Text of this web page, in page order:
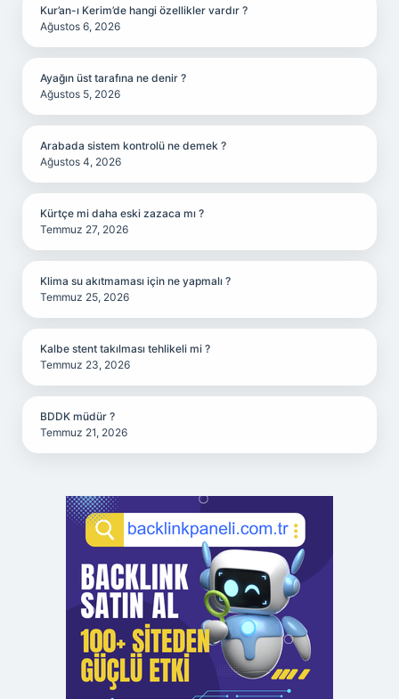
Kur’an-ı Kerim’de hangi özellikler vardır ?
Ağustos 6, 2026
Ayağın üst tarafına ne denir ?
Ağustos 5, 2026
Arabada sistem kontrolü ne demek ?
Ağustos 4, 2026
Kürtçe mi daha eski zazaca mı ?
Temmuz 27, 2026
Klima su akıtmaması için ne yapmalı ?
Temmuz 25, 2026
Kalbe stent takılması tehlikeli mi ?
Temmuz 23, 2026
BDDK müdür ?
Temmuz 21, 2026